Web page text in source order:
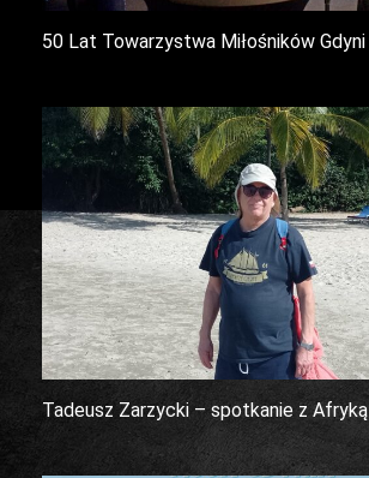
50 Lat Towarzystwa Miłośników Gdyni
Tadeusz Zarzycki – spotkanie z Afryką